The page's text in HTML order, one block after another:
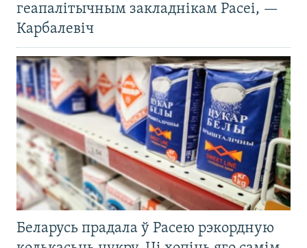
геапалітычным закладнікам Расеі, —
Карбалевіч
Беларусь прадала ў Расею рэкордную